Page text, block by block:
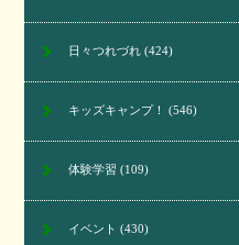
日々つれづれ(424)
キッズキャンプ！ (546)
体験学習 (109)
イベント (430)